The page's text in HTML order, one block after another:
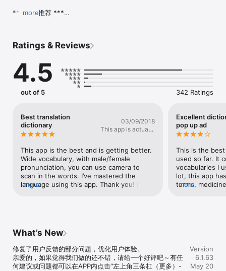
*** 名人推荐 ***
【《牛津词典》（中国）主编于海江】
【《柯林斯词典》中国区总监陈文亮】
曾为海词题词：“网络词典，不单是查词解惑的工具，更应是学习表达
的贴身助手，我推荐海词！”
曾为海词题词：“学好单词，用海词词典。”
*** 内容特色 ***
词典种类全、词汇量大：收录词汇涵盖小学到高中、四六级和考研、
雅思和托福、职场和商务等多种类型词汇书，满足您各阶段的英语学
习需求。
【词汇精讲】
单词、例句提供英式、美式两种发音，助您学会地道口语。
【真题链接】
提供最经典的历届真题案例，助您轻松通过相关考试。
more
Ratings & Reviews
4.5
out of 5 342 Ratings
Best translation
dictionary
03/09/2018
This app is actually
This app is the best and is getting better.
Wide vocabulary, with male/female
pronunciation, you can use camera to
scan in the words. I’ve mastered the
language using this app. Thank you! Now,
more
Excellent
pop up ad
This is the
used so far. It
vocabularies I
lot, this app
terms,
more
What’s New
修复了用户反馈的部分问题，优化用户体验。
亲爱的，如果觉得我们做的还不错，请给一个好评吧～有任
何建议或问题都可以在APP内点击“左上角三条杠（更多）-
Version
6.1.63
May 20